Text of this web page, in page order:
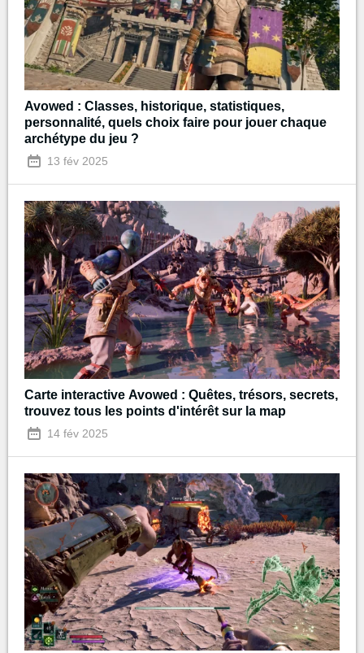
Avowed : Classes, historique, statistiques,
personnalité, quels choix faire pour jouer chaque
archétype du jeu ?
13 fév 2025
Carte interactive Avowed : Quêtes, trésors, secrets,
trouvez tous les points d'intérêt sur la map
14 fév 2025